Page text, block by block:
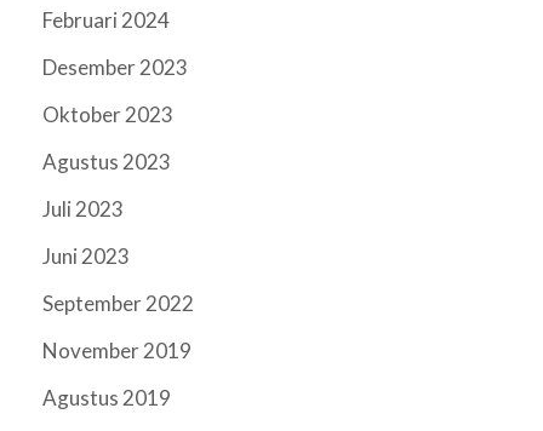
Februari 2024
Desember 2023
Oktober 2023
Agustus 2023
Juli 2023
Juni 2023
September 2022
November 2019
Agustus 2019